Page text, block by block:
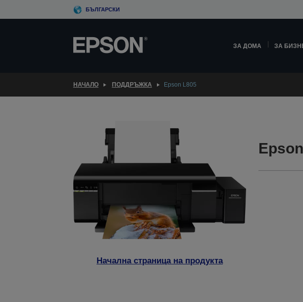
to
БЪЛГАРСКИ
ЗА ДОМА ЗА
НАЧАЛО ПОДДРЪЖКА Epson L805
Начална страница на продукта